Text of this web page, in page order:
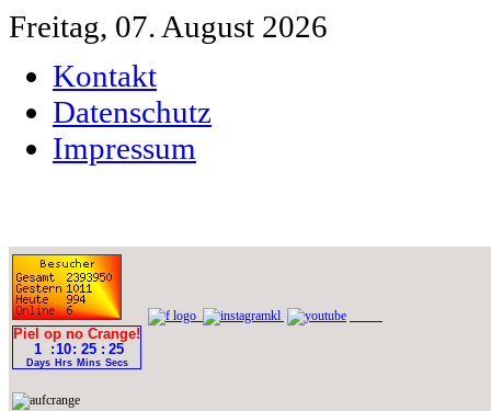
Freitag, 07. August 2026
Kontakt
Datenschutz
Impressum